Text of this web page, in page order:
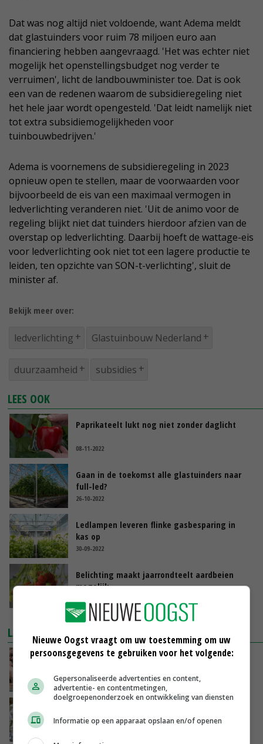
Dat was nog altijd niet voldoende, want Adema meldt
dat glastuinders voor ruim 78 miljoen euro aan
financiering hebben aangevraagd. 'Het was echter niet
mogelijk het openstellingsbudget nog verder te
verruimen', licht de landbouwminister toe. Dat is ook
een van de redenen waarom de subsidieregeling niet
het hele jaar wordt opengesteld. 'Dat leidt namelijk niet
tot extra subsidiemogelijkheden voor
tuinbouwbedrijven.'
Adema is voornemens de subsidieregeling in 2023
opnieuw open te stellen, maar de voorwaarden voor
bijvoorbeeld de eis van een maximaal vermogen in
ledverlichting veranderen niet. 'Uit de animo voor de
regeling blijkt niet dat tuinders hierdoor afzien van de
overstap op ledverlichting. Daarbij hoeft de wattage-eis
voor ledverlichting ook niet tot een lagere productie te
leiden, ten opzichte van SON-t-verlichting', sluit de
minister af.
Bekijk meer over:
ledverlichting Glastuinbouw Nederland
duurzaamheid subsidies
LEES OOK
Paprikateelt lukt nog niet zonder daglicht
08-11-2022
Gaan in de toekomst alle glastuinders naar
full-led?
26-10-2022
Ledlampen leveren flinke gasbesparing in
kas op
30-09-2022
Belichting maakt jaarrondteelt aardbeien
mogelijk
LAATSTE NIEUWS
Tönnies pleit voor vaste varkensprijs voor
VANDAAG, 13:49
groentetelers
Nieuwe Oogst vraagt om uw toestemming om uw
persoonsgegevens te gebruiken voor het volgende:
Gepersonaliseerde advertenties en content,
advertentie- en contentmetingen,
doelgroepenonderzoek en ontwikkeling van diensten
Informatie op een apparaat opslaan en/of openen